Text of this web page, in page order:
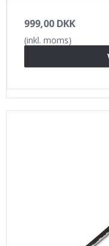
999,00 DKK
(inkl. moms)